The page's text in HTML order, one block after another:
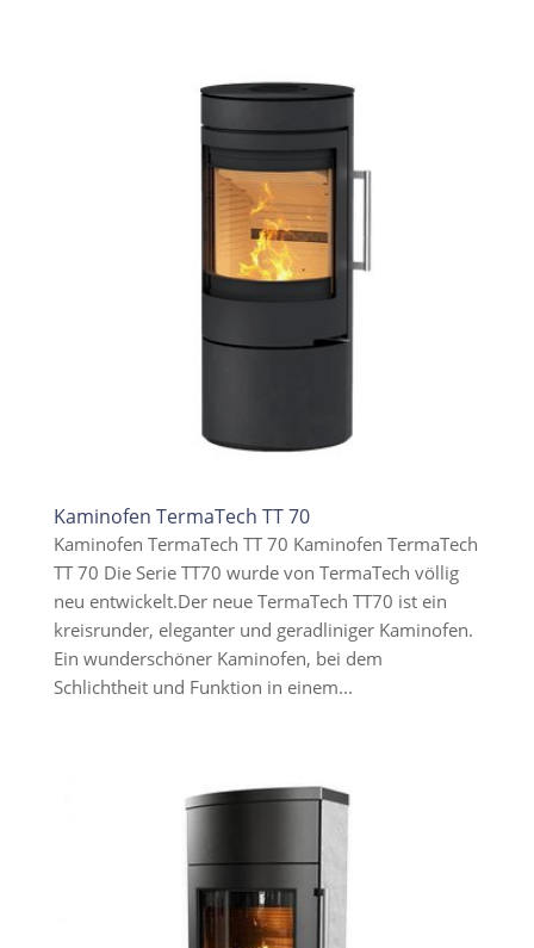
Kaminofen TermaTech TT 70
Kaminofen TermaTech TT 70 Kaminofen TermaTech
TT 70 Die Serie TT70 wurde von TermaTech völlig
neu entwickelt.Der neue TermaTech TT70 ist ein
kreisrunder, eleganter und geradliniger Kaminofen.
Ein wunderschöner Kaminofen, bei dem
Schlichtheit und Funktion in einem...